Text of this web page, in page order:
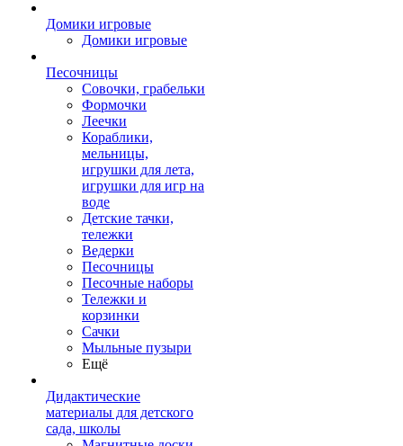
Домики игровые
Домики игровые
Песочницы
Совочки, грабельки
Формочки
Леечки
Кораблики,
мельницы,
игрушки для лета,
игрушки для игр на
воде
Детские тачки,
тележки
Ведерки
Песочницы
Песочные наборы
Тележки и
корзинки
Сачки
Мыльные пузыри
Ещё
Дидактические
материалы для детского
сада, школы